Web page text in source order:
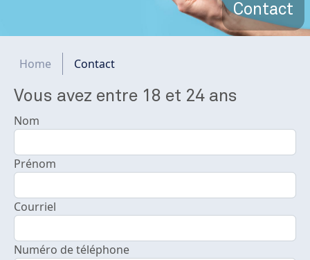
Contact
Fil d'Ariane
Home Contact
Vous avez entre 18 et 24 ans
Nom
Prénom
Courriel
Numéro de téléphone